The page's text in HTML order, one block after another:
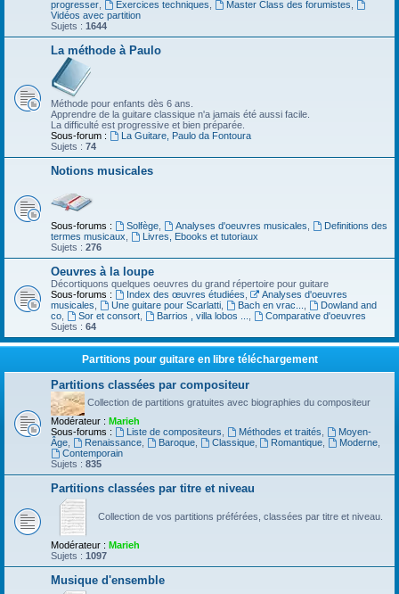
progresser
Exercices techniques Master Class des forumistes
Vidéos avec partition
Sujets : 1644
La méthode à Paulo
Méthode pour enfants dès 6 ans.
Apprendre de la guitare classique n'a jamais été aussi facile.
La difficulté est progressive et bien préparée.
Sous-forum :
La Guitare, Paulo da Fontoura
Sujets : 74
Notions musicales
Sous-forums : Solfège, Analyses d'oeuvres musicales
Definitions des
termes musicaux
Livres, Ebooks et tutoriaux
Sujets : 276
Oeuvres à la loupe
Décortiquons quelques oeuvres du grand répertoire pour guitare
Sous-forums :
Index des œuvres étudiées
Analyses d'oeuvres
musicales
Une guitare pour Scarlatti, Bach en vrac...
Dowland and
co
Sor et consort, Barrios , villa lobos ...
Comparative d'oeuvres
Sujets : 64
Partitions pour guitare en libre téléchargement
Partitions classées par compositeur
Collection de partitions gratuites avec biographies du compositeur
Modérateur : Marieh
Sous-forums :
Liste de compositeurs Méthodes et traités
Moyen-
Âge
Renaissance, Baroque, Classique, Romantique Moderne
Contemporain
Sujets : 835
Partitions classées par titre et niveau
Collection de vos partitions préférées, classées par titre et niveau.
Modérateur : Marieh
Sujets : 1097
Musique d'ensemble